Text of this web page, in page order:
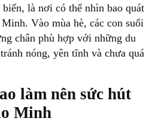
là nơi có thể nhìn bao quát
Vào mùa hè, các con suối
chân phù hợp với những du
nóng, yên tĩnh và chưa quá
làm nên sức hút
Minh